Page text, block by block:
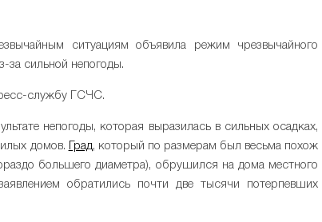
ситуациям объявила режим чрезвычайного
за сильной непогоды.
службу ГСЧС.
непогоды, которая выразилась в сильных осадках,
домов.
Град, который по размерам был весьма похож
большего диаметра), обрушился на дома местного
обратились почти две тысячи потерпевших